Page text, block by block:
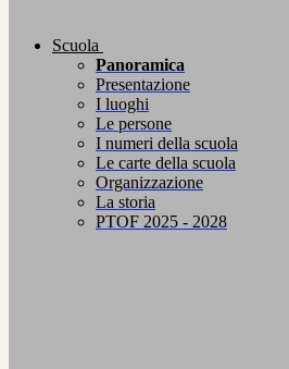
Scuola
Panoramica
Presentazione
I luoghi
Le persone
I numeri della scuola
Le carte della scuola
Organizzazione
La storia
PTOF 2025 - 2028